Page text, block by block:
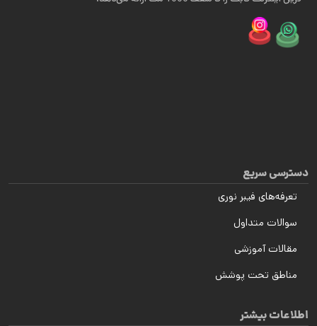
دسترسی سریع
تعرفه‌های فیبر نوری
سوالات متداول
مقالات آموزشی
مناطق تحت پوشش
اطلاعات بیشتر